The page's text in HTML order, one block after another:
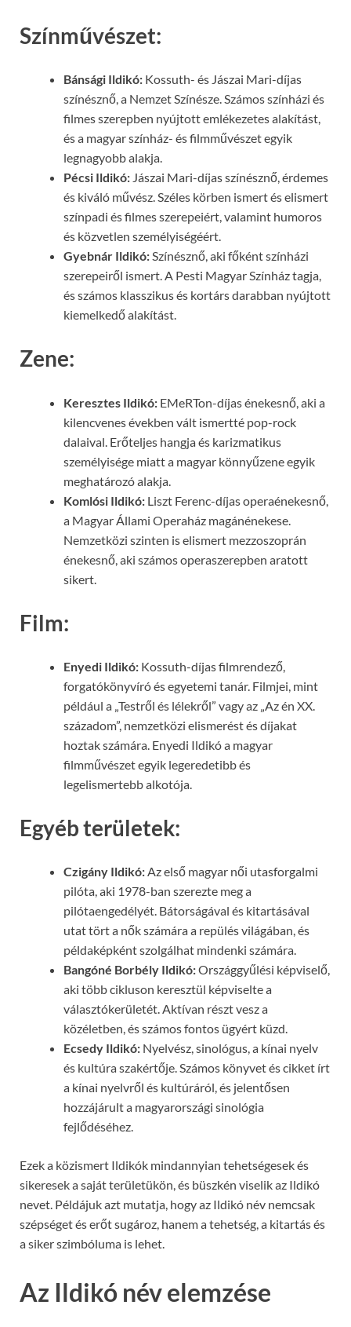
Színművészet:
Bánsági Ildikó: Kossuth- és Jászai Mari-díjas
színésznő, a Nemzet Színésze. Számos színházi és
filmes szerepben nyújtott emlékezetes alakítást,
és a magyar színház- és filmművészet egyik
legnagyobb alakja.
Pécsi Ildikó: Jászai Mari-díjas színésznő, érdemes
és kiváló művész. Széles körben ismert és elismert
színpadi és filmes szerepeiért, valamint humoros
és közvetlen személyiségéért.
Gyebnár Ildikó:Színésznő, aki főként színházi
szerepeiről ismert. A Pesti Magyar Színház tagja,
és számos klasszikus és kortárs darabban nyújtott
kiemelkedő alakítást.
Zene:
Keresztes Ildikó: EMeRTon-díjas énekesnő, aki a
kilencvenes években vált ismertté pop-rock
dalaival. Erőteljes hangja és karizmatikus
személyisége miatt a magyar könnyűzene egyik
meghatározó alakja.
Komlósi Ildikó: Liszt Ferenc-díjas operaénekesnő,
a Magyar Állami Operaház magánénekese.
Nemzetközi szinten is elismert mezzoszoprán
énekesnő, aki számos operaszerepben aratott
sikert.
Film:
Enyedi Ildikó: Kossuth-díjas filmrendező,
forgatókönyvíró és egyetemi tanár. Filmjei, mint
például a „Testről és lélekről” vagy az „Az én XX.
századom”, nemzetközi elismerést és díjakat
hoztak számára. Enyedi Ildikó a magyar
filmművészet egyik legeredetibb és
legelismertebb alkotója.
Egyéb területek:
Czigány Ildikó:Az első magyar női utasforgalmi
pilóta, aki 1978-ban szerezte meg a
pilótaengedélyét. Bátorságával és kitartásával
utat tört a nők számára a repülés világában, és
példaképként szolgálhat mindenki számára.
Bangóné Borbély Ildikó:Országgyűlési képviselő,
aki több cikluson keresztül képviselte a
választókerületét. Aktívan részt vesz a
közéletben, és számos fontos ügyért küzd.
Ecsedy Ildikó: Nyelvész, sinológus, a kínai nyelv
és kultúra szakértője. Számos könyvet és cikket írt
a kínai nyelvről és kultúráról, és jelentősen
hozzájárult a magyarországi sinológia
fejlődéséhez.
Ezek a közismert Ildikók mindannyian tehetségesek és
sikeresek a saját területükön, és büszkén viselik az Ildikó
nevet. Példájuk azt mutatja, hogy az Ildikó név nemcsak
szépséget és erőt sugároz, hanem a tehetség, a kitartás és
a siker szimbóluma is lehet.
Az Ildikó név elemzése